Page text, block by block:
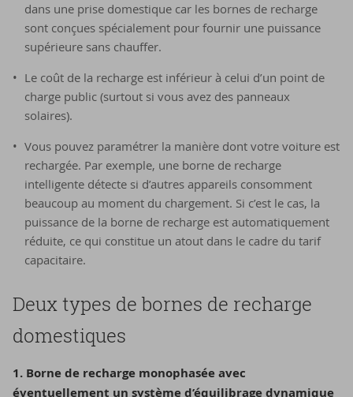
dans une prise domestique car les bornes de recharge
sont conçues spécialement pour fournir une puissance
supérieure sans chauffer.
Le coût de la recharge est inférieur à celui d’un point de
charge public (surtout si vous avez des panneaux
solaires).
Vous pouvez paramétrer la manière dont votre voiture est
rechargée. Par exemple, une borne de recharge
intelligente détecte si d’autres appareils consomment
beaucoup au moment du chargement. Si c’est le cas, la
puissance de la borne de recharge est automatiquement
réduite, ce qui constitue un atout dans le cadre du tarif
capacitaire.
Deux types de bornes de recharge
domestiques
1. Borne de recharge monophasée avec
éventuellement un système d’équilibrage dynamique